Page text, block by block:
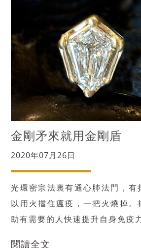
金剛矛來就用金剛盾
2020年07月26日
光環密宗法裏有通心肺法門，有
以用火擋住瘟疫，一把火燒掉。
助有需要的人快速提升自身免疫
閱讀全文